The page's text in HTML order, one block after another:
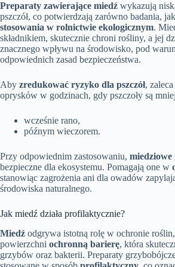
Preparaty zawierające miedź wykazują
pszczół, co potwierdzają zarówno badania,
stosowania w rolnictwie ekologicznym.
składnikiem, skutecznie chroni rośliny, a jej
znacznego wpływu na środowisko, pod
odpowiednich zasad bezpieczeństwa.
Aby zredukować ryzyko dla pszczół,
oprysków w godzinach, gdy pszczoły są
wcześnie rano,
późnym wieczorem.
Przy odpowiednim zastosowaniu,
bezpieczne dla ekosystemu. Pomagają one w
stanowiąc zagrożenia ani dla owadów
środowiska naturalnego.
Jak miedź działa profilaktycznie?
Miedź odgrywa istotną rolę w ochronie
powierzchni ochronną barierę, która
grzybów oraz bakterii. Preparaty